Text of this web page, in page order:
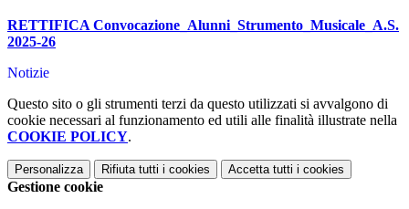
RETTIFICA Convocazione_Alunni_Strumento_Musicale_A.S.
2025-26
Notizie
Questo sito o gli strumenti terzi da questo utilizzati si avvalgono di
cookie necessari al funzionamento ed utili alle finalità illustrate nella
COOKIE POLICY.
Personalizza Rifiuta tutti i cookies Accetta tutti i cookies
Gestione cookie